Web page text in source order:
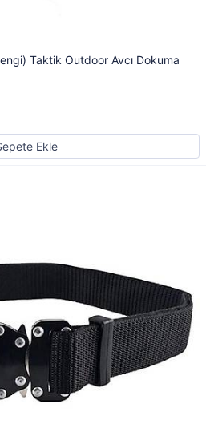
Taktik Outdoor Avcı Dokuma
Ekle